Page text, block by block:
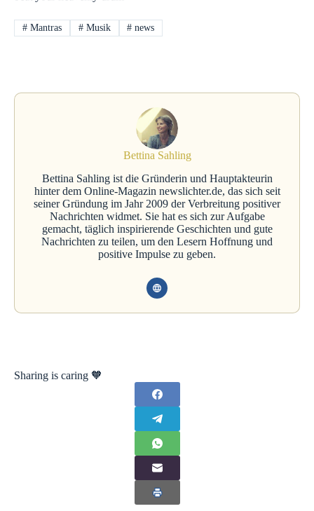
#Mantras #Musik # news
Sharing is caring 🧡
Bettina Sahling
Bettina Sahling ist die Gründerin und Hauptakteurin
hinter dem Online-Magazin newslichter.de, das sich seit
seiner Gründung im Jahr 2009 der Verbreitung positiver
Nachrichten widmet. Sie hat es sich zur Aufgabe
gemacht, täglich inspirierende Geschichten und gute
Nachrichten zu teilen, um den Lesern Hoffnung und
positive Impulse zu geben.